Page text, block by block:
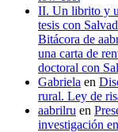
II. Un librito y
tesis con
Bitácora de
una carta de
doctoral con
Gabriela en
rural. Ley de
aabrilru en
investigación